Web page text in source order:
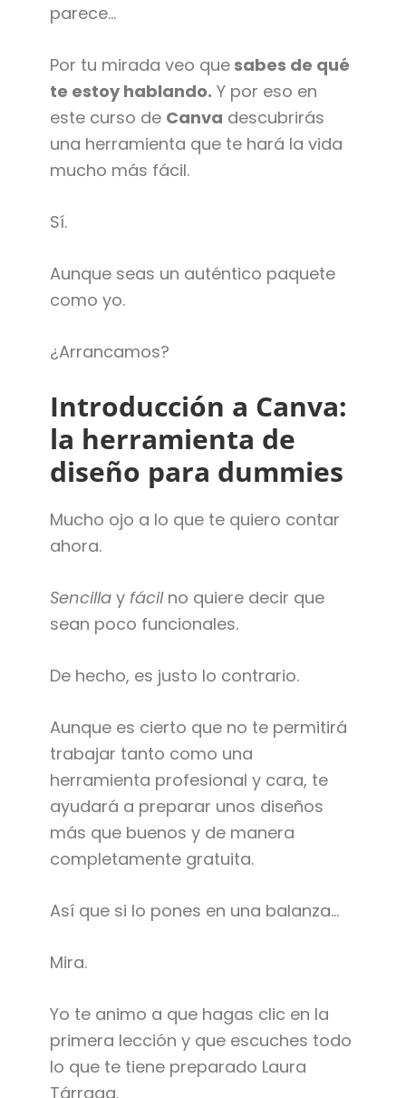
parece…
Por tu mirada veo quesabes de qué
te estoy hablando. Y por eso en
este curso de Canva descubrirás
una herramienta que te hará la vida
mucho más fácil.
Sí.
Aunque seas un auténtico paquete
como yo.
¿Arrancamos?
Introducción a Canva:
la herramienta de
diseño para dummies
Mucho ojo a lo que te quiero contar
ahora.
Sencilla y fácilno quiere decir que
sean poco funcionales.
De hecho, es justo lo contrario.
Aunque es cierto que no te permitirá
trabajar tanto como una
herramienta profesional y cara, te
ayudará a preparar unos diseños
más que buenos y de manera
completamente gratuita.
Así que si lo pones en una balanza…
Mira.
Yo te animo a que hagas clic en la
primera lección y que escuches todo
lo que te tiene preparado Laura
Tárraga.